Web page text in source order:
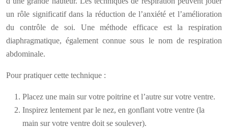
un rôle significatif dans la réduction de l’anxiété et l’amélioration
du contrôle de soi. Une méthode efficace est la respiration
diaphragmatique, également connue sous le nom de respiration
abdominale.
Pour pratiquer cette technique :
Placez une main sur votre poitrine et l’autre sur votre ventre.
Inspirez lentement par le nez, en gonflant votre ventre (la
main sur votre ventre doit se soulever).